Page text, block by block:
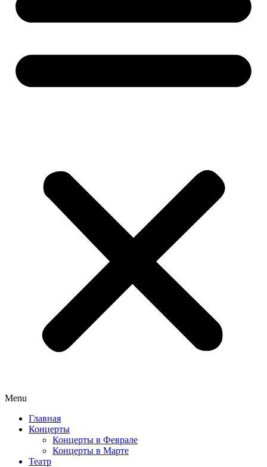
Menu
Главная
Концерты
Концерты в Феврале
Концерты в Марте
Театр